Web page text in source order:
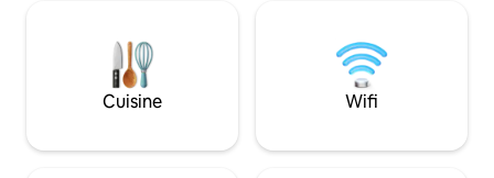
Cuisine Wifi